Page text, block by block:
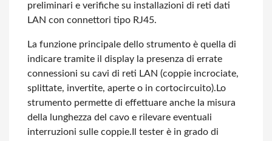
preliminari e verifiche su installazioni di reti dati
LAN con connettori tipo RJ45.
La funzione principale dello strumento è quella di
indicare tramite il display la presenza di errate
connessioni su cavi di reti LAN (coppie incrociate,
splittate, invertite, aperte o in cortocircuito). Lo
strumento permette di effettuare anche la misura
della lunghezza del cavo e rilevare eventuali
interruzioni sulle coppie. Il tester è in grado di